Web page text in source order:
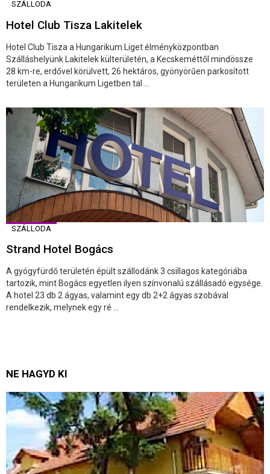
SZÁLLODA
Hotel Club Tisza Lakitelek
Hotel Club Tisza a Hungarikum Liget élményközpontban
Szálláshelyünk Lakitelek külterületén, a Kecskeméttől mindössze
28 km-re, erdővel körülvett, 26 hektáros, gyönyörűen parkosított
területen a Hungarikum Ligetben tal ...
SZÁLLODA
Strand Hotel Bogács
A gyógyfürdő területén épült szállodánk 3 csillagos kategóriába
tartozik, mint Bogács egyetlen ilyen színvonalú szállásadó egysége.
A hotel 23 db 2 ágyas, valamint egy db 2+2 ágyas szobával
rendelkezik, melynek egy ré ...
NE HAGYD KI